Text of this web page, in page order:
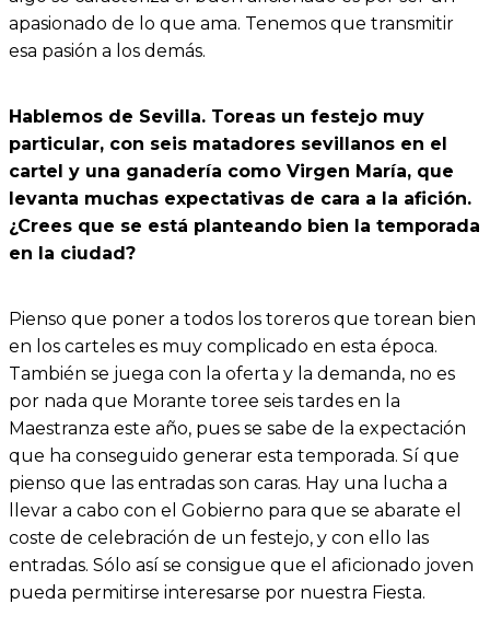
apasionado de lo que ama. Tenemos que transmitir
esa pasión a los demás.
Hablemos de Sevilla. Toreas un festejo muy
particular, con seis matadores sevillanos en el
cartel y una ganadería como Virgen María, que
levanta muchas expectativas de cara a la afición.
¿Crees que se está planteando bien la temporada
en la ciudad?
Pienso que poner a todos los toreros que torean bien
en los carteles es muy complicado en esta época.
También se juega con la oferta y la demanda, no es
por nada que Morante toree seis tardes en la
Maestranza este año, pues se sabe de la expectación
que ha conseguido generar esta temporada. Sí que
pienso que las entradas son caras. Hay una lucha a
llevar a cabo con el Gobierno para que se abarate el
coste de celebración de un festejo, y con ello las
entradas. Sólo así se consigue que el aficionado joven
pueda permitirse interesarse por nuestra Fiesta.